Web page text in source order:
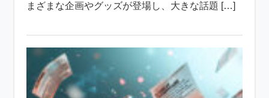
まざまな企画やグッズが登場し、大きな話題 […]